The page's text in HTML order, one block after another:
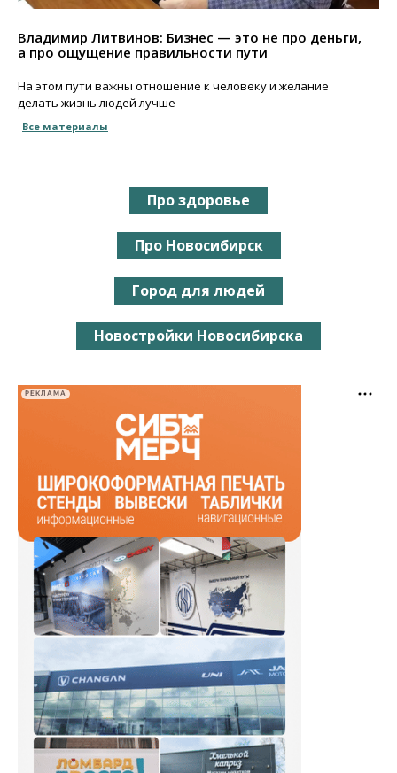
Владимир Литвинов: Бизнес — это не про деньги,
а про ощущение правильности пути
На этом пути важны отношение к человеку и желание
делать жизнь людей лучше
Все материалы
Про здоровье
Про Новосибирск
Город для людей
Новостройки Новосибирска
РЕКЛАМА